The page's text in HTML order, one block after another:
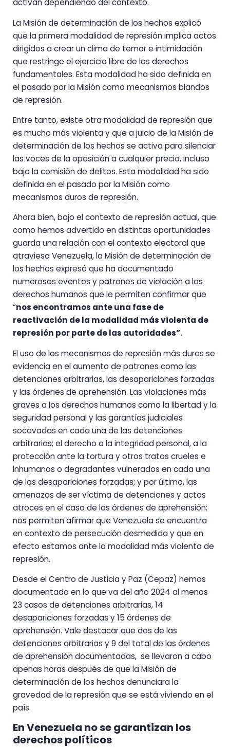
activan dependiendo del contexto.
La Misión de determinación de los hechos explicó
que la primera modalidad de represión implica actos
dirigidos a crear un clima de temor e intimidación
que restringe el ejercicio libre de los derechos
fundamentales. Esta modalidad ha sido definida en
el pasado por la Misión como mecanismos blandos
de represión.
Entre tanto, existe otra modalidad de represión que
es mucho más violenta y que a juicio de la Misión de
determinación de los hechos se activa para silenciar
las voces de la oposición a cualquier precio, incluso
bajo la comisión de delitos. Esta modalidad ha sido
definida en el pasado por la Misión como
mecanismos duros de represión.
Ahora bien, bajo el contexto de represión actual, que
como hemos advertido en distintas oportunidades
guarda una relación con el contexto electoral que
atraviesa Venezuela, la Misión de determinación de
los hechos expresó que ha documentado
numerosos eventos y patrones de violación a los
derechos humanos que le permiten confirmar que
“nos encontramos ante una fase de
reactivación de la modalidad más violenta de
represión por parte de las autoridades”.
El uso de los mecanismos de represión más duros se
evidencia en el aumento de patrones como las
detenciones arbitrarias, las desapariciones forzadas
y las órdenes de aprehensión. Las violaciones más
graves a los derechos humanos como la libertad y la
seguridad personal y las garantías judiciales
socavadas en cada una de las detenciones
arbitrarias; el derecho a la integridad personal, a la
protección ante la tortura y otros tratos crueles e
inhumanos o degradantes vulnerados en cada una
de las desapariciones forzadas; y por último, las
amenazas de ser víctima de detenciones y actos
atroces en el caso de las órdenes de aprehensión;
nos permiten afirmar que Venezuela se encuentra
en contexto de persecución desmedida y que en
efecto estamos ante la modalidad más violenta de
represión.
Desde el Centro de Justicia y Paz (Cepaz) hemos
documentado en lo que va del año 2024 al menos
23 casos de detenciones arbitrarias, 14
desapariciones forzadas y 15 órdenes de
aprehensión. Vale destacar que dos de las
detenciones arbitrarias y 9 del total de las órdenes
de aprehensión documentadas, se llevaron a cabo
apenas horas después de que la Misión de
determinación de los hechos denunciara la
gravedad de la represión que se está viviendo en el
país.
En Venezuela no se garantizan los
derechos políticos